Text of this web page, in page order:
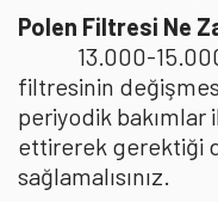
Polen Filtresi Ne
13.000-
filtresinin
periyodik
ettirerek gerektiği
sağlamalısınız.